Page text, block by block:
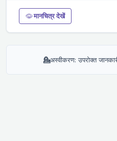
मानचित्र देखें
💁अस्वीकरण: उपरोक्त